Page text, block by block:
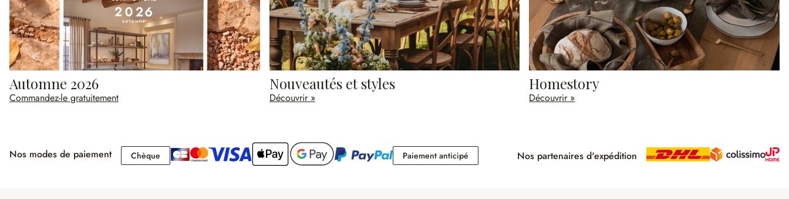
Automne 2026
Commandez-le gratuitement
Nouveautés et styles
Découvrir »
Homestory
Découvrir »
Nos modes de paiement Chèque Chèque Paiement anticipéPaiement anticipéNos partenaires d'expédition